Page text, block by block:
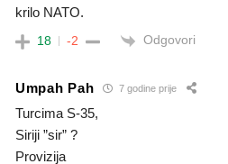
krilo NATO.
18 -2 Odgovori
Umpah Pah 7 godine prije
Turcima S-35,
Siriji ”sir” ?
Provizija